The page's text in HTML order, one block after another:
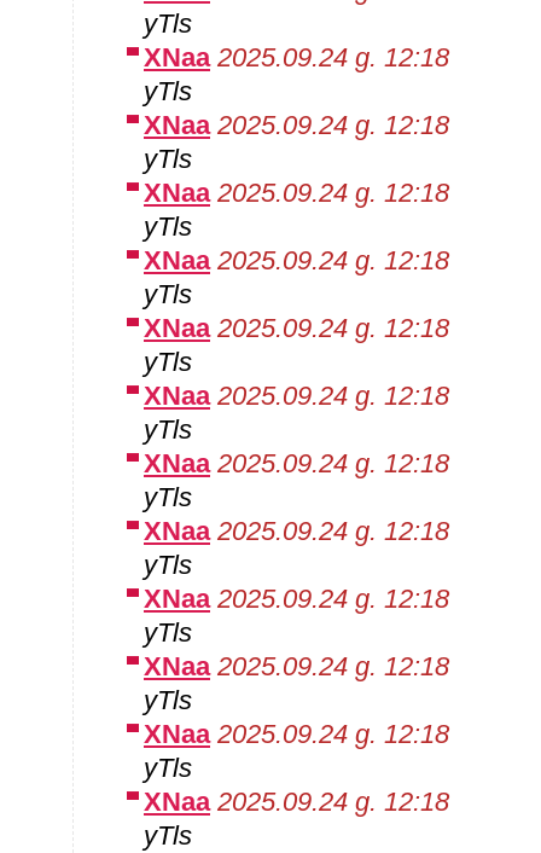
yTls
XNaa 2025.09.24 g. 12:18
yTls
XNaa 2025.09.24 g. 12:18
yTls
XNaa 2025.09.24 g. 12:18
yTls
XNaa 2025.09.24 g. 12:18
yTls
XNaa 2025.09.24 g. 12:18
yTls
XNaa 2025.09.24 g. 12:18
yTls
XNaa 2025.09.24 g. 12:18
yTls
XNaa 2025.09.24 g. 12:18
yTls
XNaa 2025.09.24 g. 12:18
yTls
XNaa 2025.09.24 g. 12:18
yTls
XNaa 2025.09.24 g. 12:18
yTls
XNaa 2025.09.24 g. 12:18
yTls